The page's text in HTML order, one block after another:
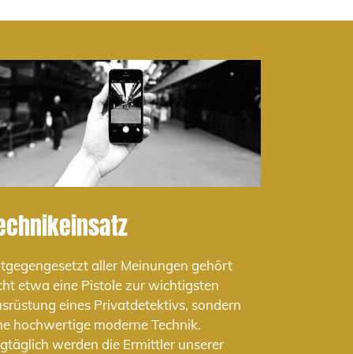
aller Meinungen gehört
etwa eine Pistole zur wichtigsten
eines Privatdetektivs, sondern
hochwertige moderne Technik.
werden die Ermittler unserer